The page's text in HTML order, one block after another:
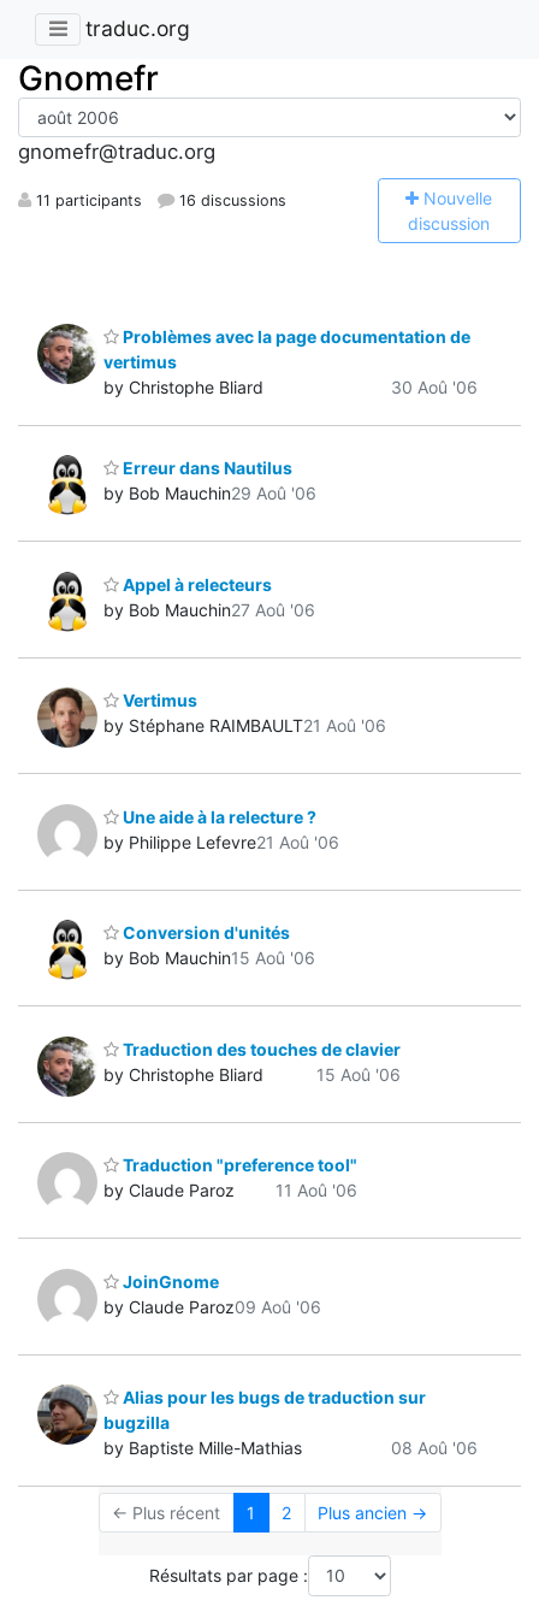
traduc.org
Gnomefr
gnomefr@traduc.org
11 participants 16 discussions Nouvelle
discussion
Problèmes avec la page documentation de
vertimus
by Christophe Bliard
30 Aoû '06
Erreur dans Nautilus
by Bob Mauchin29 Aoû '06
Appel à relecteurs
by Bob Mauchin27 Aoû '06
Vertimus
by Stéphane RAIMBAULT21 Aoû '06
Une aide à la relecture ?
by Philippe Lefevre21 Aoû '06
Conversion d'unités
by Bob Mauchin15 Aoû '06
Traduction des touches de clavier
by Christophe Bliard
15 Aoû '06
Traduction "preference tool"
by Claude Paroz
11 Aoû '06
JoinGnome
by Claude Paroz09 Aoû '06
Alias pour les bugs de traduction sur
bugzilla
by Baptiste Mille-Mathias
08 Aoû '06
← Plus récent 1 2 Plus ancien →
Résultats par page :